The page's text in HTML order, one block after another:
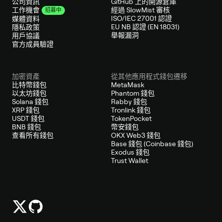
工作機會
招募中
媒體資料
隱私政策
用戶協議
官方成員驗證
經過 SlowMist 審核
ISO/IEC 27001 認證
EU NB 認證 (EN 18031)
舉報漏洞
加密資產
比特幣錢包
以太坊錢包
Solana 錢包
XRP 錢包
USDT 錢包
BNB 錢包
查看所有錢包
從其他應用程式錢包遷移
MetaMask
Phantom 錢包
Rabby 錢包
Tronlink 錢包
TokenPocket
幣安錢包
OKX Web3 錢包
Base 錢包 (Coinbase 錢包)
Exodus 錢包
Trust Wallet